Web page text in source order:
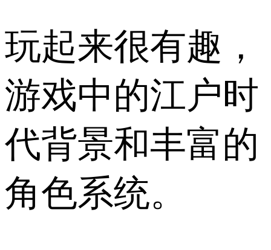
玩起来很有趣，
游戏中的江户时
代背景和丰富的
角色系统。